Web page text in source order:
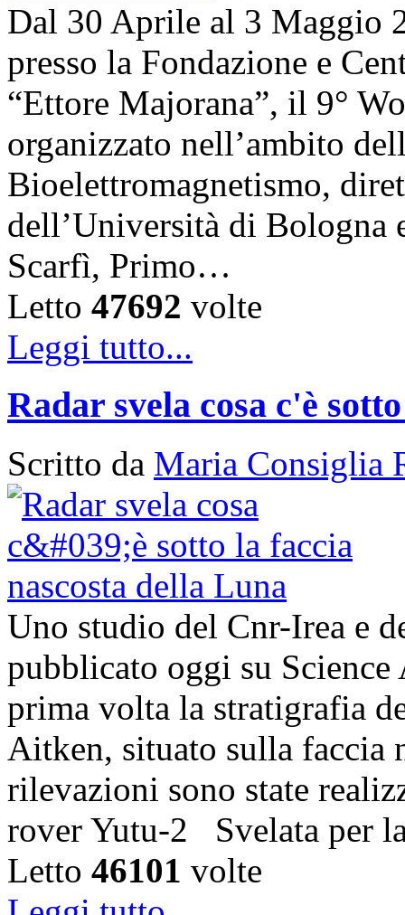
Dal 30 Aprile al 3 Maggio
presso la Fondazione e
“Ettore Majorana”, il 9°
organizzato nell’ambito
Bioelettromagnetismo,
dell’Università di Bologna
Scarfì, Primo…
Letto 47692 volte
Leggi tutto...
Radar svela cosa c'è
Scritto da Maria Consiglia
Uno studio del Cnr-Irea e
pubblicato oggi su
prima volta la stratigrafia
Aitken, situato sulla faccia
rilevazioni sono state
rover Yutu-2 Svelata per
Letto 46101 volte